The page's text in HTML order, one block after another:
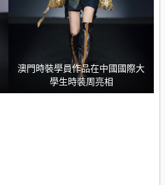
澳門時裝學員作品在中國國際大
學生時裝周亮相